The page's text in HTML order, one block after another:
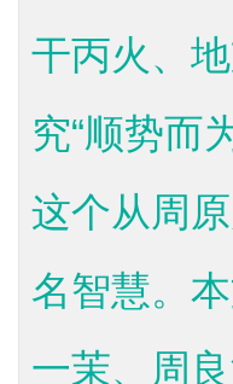
干丙火、
究“顺势而
这个从周
名智慧。
一茉、周